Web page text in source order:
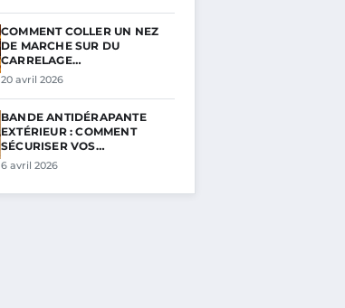
COMMENT COLLER UN NEZ
DE MARCHE SUR DU
CARRELAGE…
20 avril 2026
BANDE ANTIDÉRAPANTE
EXTÉRIEUR : COMMENT
SÉCURISER VOS…
6 avril 2026